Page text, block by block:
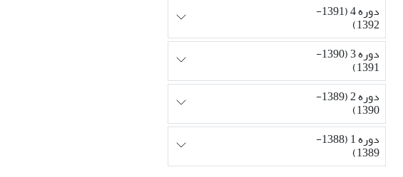
دوره 4 (1391-
1392)
دوره 3 (1390-
1391)
دوره 2 (1389-
1390)
دوره 1 (1388-
1389)